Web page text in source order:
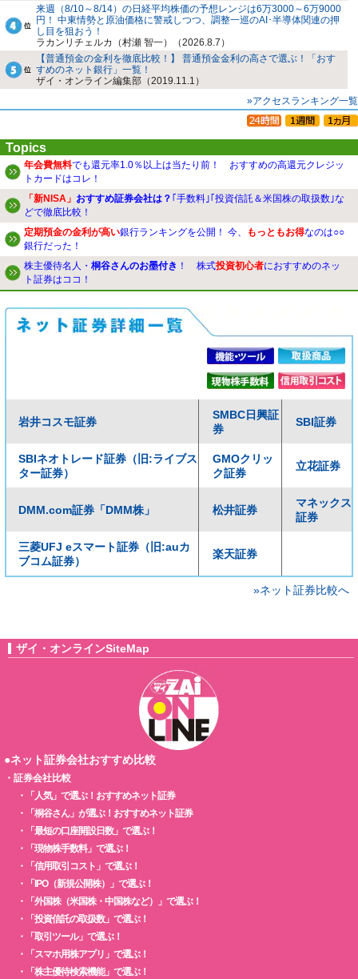
来週（8/10～8/14）の日経平均株価の予想レンジは6万3000～6万9000
円！ 中東情勢と原油価格に警戒しつつ、調整一巡のAI･半導体関連の押
し目を狙おう！
ラカンリチェルカ（村瀬 智一）（2026.8.7）
【普通預金の金利を徹底比較！】 普通預金金利の高さで選ぶ！「おす
すめのネット銀行」一覧！
ザイ・オンライン編集部（2019.11.1）
»アクセスランキング一覧
Topics
年会費無料でも還元率1.0％以上は当たり前！ おすすめの高還元クレジッ
トカードはコレ！
「新NISA」 おすすめ証券会社は？ ｢手数料｣｢投資信託＆米国株の取扱数｣な
どで徹底比較！
定期預金の金利が高い銀行ランキングを公開！ 今、 もっともお得なのは○○
銀行だった！
株主優待名人・ 桐谷さんのお墨付き ！ 株式投資初心者におすすめのネッ
ト証券はココ！
岩井コスモ証券
SMBC日興証
券
SBI証券
SBIネオトレード証券（旧:ライブス
ター証券）
GMOクリッ
ク証券
立花証券
DMM.com証券「DMM株」 松井証券
マネックス
証券
三菱UFJ eスマート証券（旧:auカ
ブコム証券）
楽天証券
»ネット証券比較へ
ザイ・オンラインSiteMap
●ネット証券会社おすすめ比較
・ 証券会社比較
・
「人気」で選ぶ！おすすめネット証券
・
「桐谷さん」が選ぶ！おすすめネット証券
・
「最短の口座開設日数」で選ぶ！
・
「現物株手数料」で選ぶ！
・
「信用取引コスト」で選ぶ！
・
「IPO（新規公開株）」で選ぶ！
・
「外国株（米国株・中国株など）」で選ぶ！
・
「投資信託の取扱数」で選ぶ！
・
「取引ツール」で選ぶ！
・
「スマホ用株アプリ」で選ぶ！
・
「株主優待検索機能」で選ぶ！